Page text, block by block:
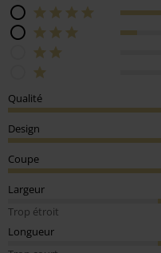
Qualité
Design
Coupe
Largeur
Trop étroit
Longueur